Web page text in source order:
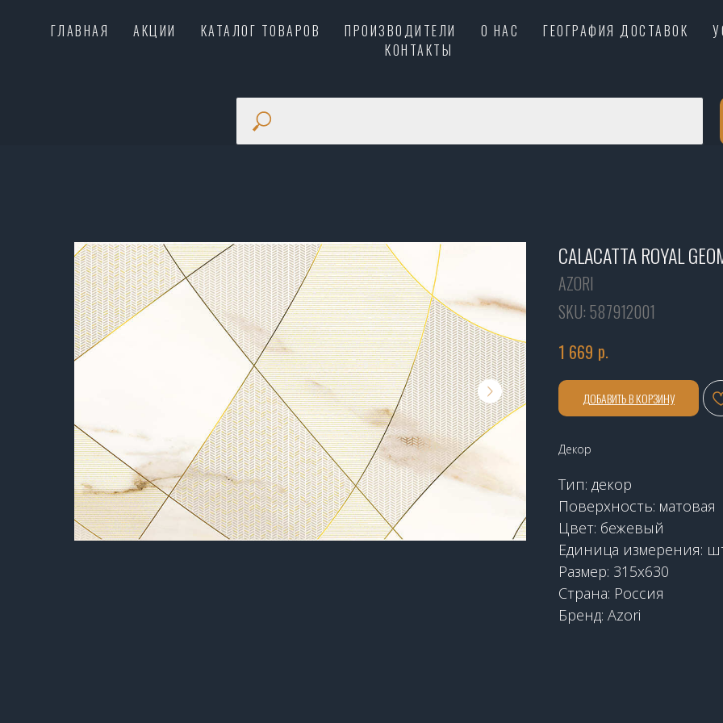
ГЛАВНАЯ АКЦИИ КАТАЛОГ ТОВАРОВ ПРОИЗВОДИТЕЛИ О НАС ГЕОГРАФИЯ ДОСТАВОК
КОНТАКТЫ
CALACATTA ROYAL
AZORI
SKU: 587912001
1 669 р.
ДОБАВИТЬ В КОРЗИНУ
Декор
Тип: декор
Поверхность: матовая
Цвет: бежевый
Единица измерения:
Размер: 315х630
Страна: Россия
Бренд: Azori